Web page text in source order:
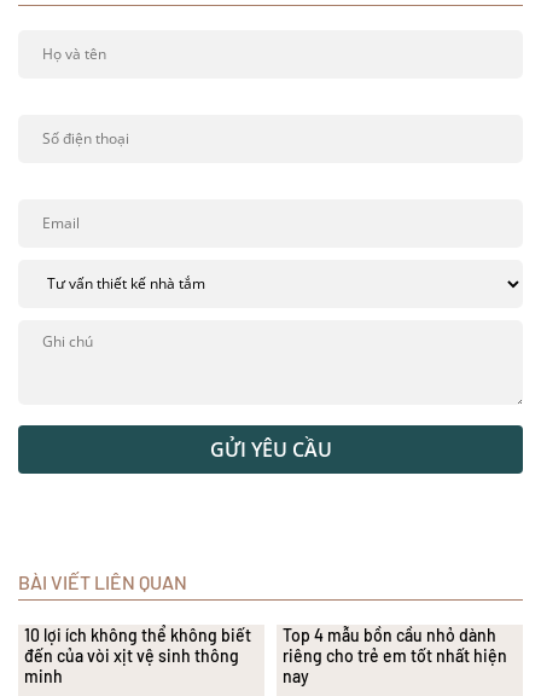
GỬI YÊU CẦU
BÀI VIẾT LIÊN QUAN
10 lợi ích không thể không biết
đến của vòi xịt vệ sinh thông
minh
Top 4 mẫu bồn cầu nhỏ dành
riêng cho trẻ em tốt nhất hiện
nay